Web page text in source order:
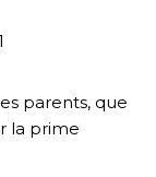
parents, que
la prime